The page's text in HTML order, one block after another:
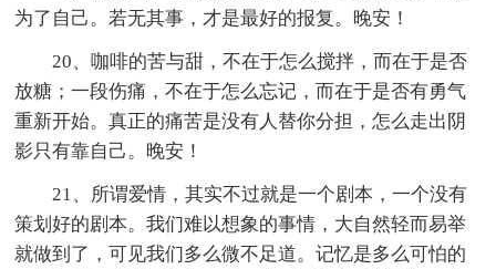
为了自己。若无其事，才是最好的报复。晚安！
20、咖啡的苦与甜，不在于怎么搅拌，而在于是否
放糖；一段伤痛，不在于怎么忘记，而在于是否有勇气
重新开始。真正的痛苦是没有人替你分担，怎么走出阴
影只有靠自己。晚安！
21、所谓爱情，其实不过就是一个剧本，一个没有
策划好的剧本。我们难以想象的事情，大自然轻而易举
就做到了，可见我们多么微不足道。记忆是多么可怕的